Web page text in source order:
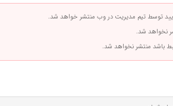
توسط تیم مدیریت در وب منتشر خواهد شد.
نخواهد شد.
باشد منتشر نخواهد شد.